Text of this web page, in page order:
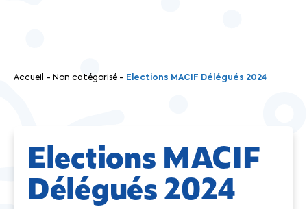
Accueil - Non catégorisé - Elections MACIF Délégués 2024
Elections MACIF
Délégués 2024